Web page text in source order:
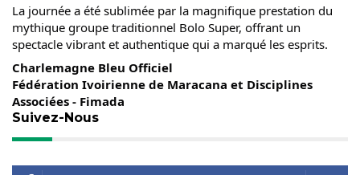
La journée a été sublimée par la magnifique prestation du
mythique groupe traditionnel Bolo Super, offrant un
spectacle vibrant et authentique qui a marqué les esprits.
Charlemagne Bleu Officiel
Fédération Ivoirienne de Maracana et Disciplines
Associées - Fimada
Suivez-Nous